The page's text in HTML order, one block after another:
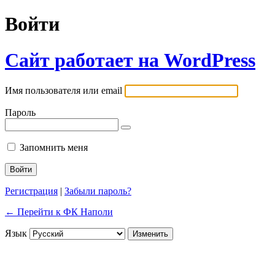
Войти
Сайт работает на WordPress
Имя пользователя или email
Пароль
Запомнить меня
Регистрация | Забыли пароль?
← Перейти к ФК Наполи
Язык